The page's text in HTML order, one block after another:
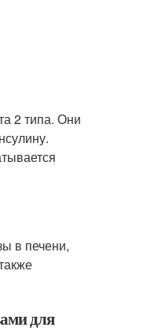
2 типа. Они
в печени,
для